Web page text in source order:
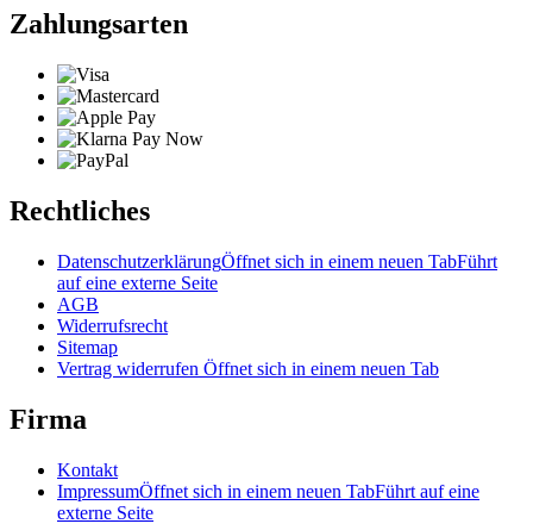
Zahlungsarten
Rechtliches
DatenschutzerklärungÖffnet sich in einem neuen TabFührt
auf eine externe Seite
AGB
Widerrufsrecht
Sitemap
Vertrag widerrufen Öffnet sich in einem neuen Tab
Firma
Kontakt
ImpressumÖffnet sich in einem neuen TabFührt auf eine
externe Seite